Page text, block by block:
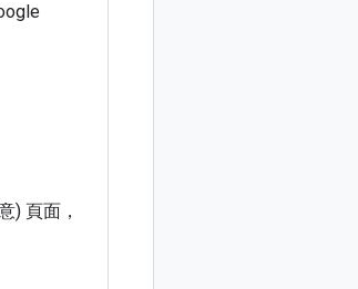
) 頁面，